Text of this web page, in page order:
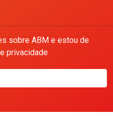
sobre ABM e estou de
privacidade